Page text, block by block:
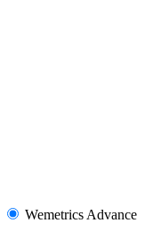
Wemetrics Advance